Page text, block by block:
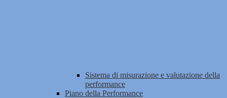
Sistema di misurazione e valutazione della
performance
Piano della Performance